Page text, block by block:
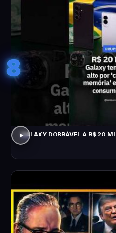
8
GALAXY DOBRÁVEL A R$ 20